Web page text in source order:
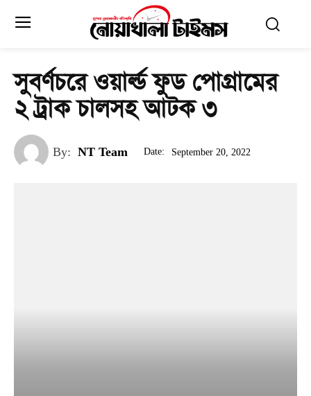
সুবর্ণচরে ওয়ার্ল্ড ফুড পোগ্রামের
২ ট্রাক চালসহ আটক ৩
By: NT Team Date: September 20, 2022